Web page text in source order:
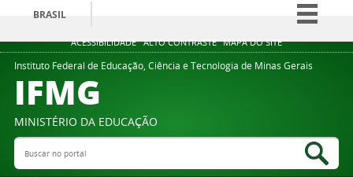
ACESSIBILIDADE ALTO CONTRASTE MAPA DO SITE
BRASIL
Simplifique!
Comunica BR
Legislação
Instituto Federal de Educação, Ciência e Tecnologia de Minas Gerais
IFMG
MINISTÉRIO DA EDUCAÇÃO
Buscar no portal